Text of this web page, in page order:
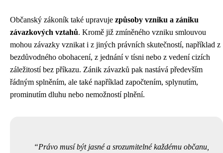
Občanský zákoník také upravuje způsoby vzniku a zániku
závazkových vztahů. Kromě již zmíněného vzniku smlouvou
mohou závazky vznikat i z jiných právních skutečností, například z
bezdůvodného obohacení, z jednání v tísni nebo z vedení cizích
záležitostí bez příkazu. Zánik závazků pak nastává především
řádným splněním, ale také například započtením, splynutím,
prominutím dluhu nebo nemožností plnění.
Právo musí být jasné a srozumitelné každému občanu,